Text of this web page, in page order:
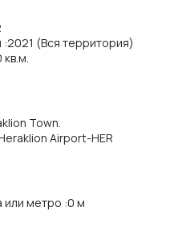
:2021 (Вся территория)
Town.
Airport-HER
или метро :0 м